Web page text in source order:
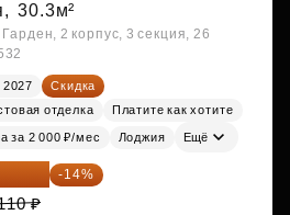
30.3м²
2 корпус, 3 секция, 26
2027
Скидка
отделка
Платите как хотите
за 2 000 ₽/мес Лоджия Ещё
275 ₽ -14%
₽